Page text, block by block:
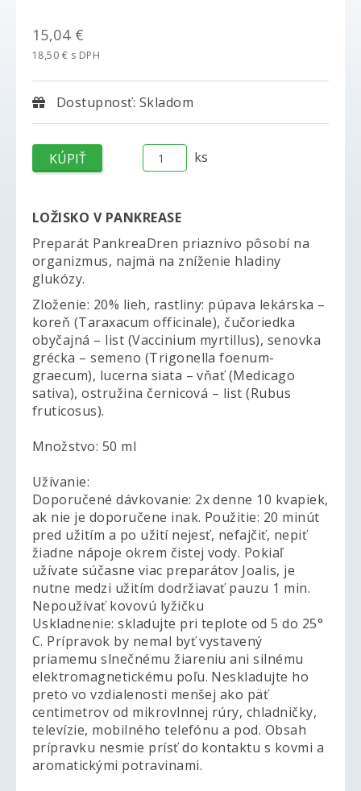
15,04 €
18,50 € s DPH
Dostupnosť: Skladom
ks
LOŽISKO V PANKREASE
Preparát PankreaDren priaznivo pôsobí na
organizmus, najmä na zníženie hladiny
glukózy.
Zloženie: 20% lieh, rastliny: púpava lekárska –
koreň (Taraxacum officinale), čučoriedka
obyčajná – list (Vaccinium myrtillus), senovka
grécka – semeno (Trigonella foenum-
graecum), lucerna siata – vňať (Medicago
sativa), ostružina černicová – list (Rubus
fruticosus).
Množstvo: 50 ml
Užívanie:
Doporučené dávkovanie: 2x denne 10 kvapiek,
ak nie je doporučene inak. Použitie: 20 minút
pred užitím a po užití nejesť, nefajčiť, nepiť
žiadne nápoje okrem čistej vody. Pokiaľ
užívate súčasne viac preparátov Joalis, je
nutne medzi užitím dodržiavať pauzu 1 min.
Nepoužívať kovovú lyžičku
Uskladnenie: skladujte pri teplote od 5 do 25°
C. Prípravok by nemal byť vystavený
priamemu slnečnému žiareniu ani silnému
elektromagnetickému poľu. Neskladujte ho
preto vo vzdialenosti menšej ako päť
centimetrov od mikrovlnnej rúry, chladničky,
televízie, mobilného telefónu a pod. Obsah
prípravku nesmie prísť do kontaktu s kovmi a
aromatickými potravinami.